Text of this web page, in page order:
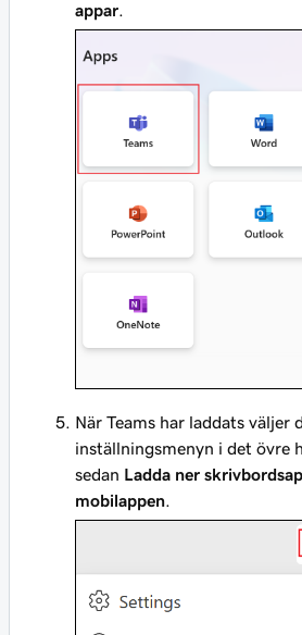
appar
När Teams har laddats väljer
inställningsmenyn i det övre
sedan Ladda ner
mobilappen.